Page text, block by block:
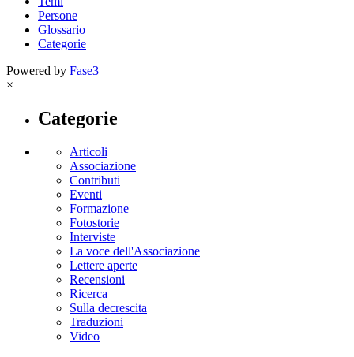
Persone
Glossario
Categorie
Powered by Fase3
×
Categorie
Articoli
Associazione
Contributi
Eventi
Formazione
Fotostorie
Interviste
La voce dell'Associazione
Lettere aperte
Recensioni
Ricerca
Sulla decrescita
Traduzioni
Video